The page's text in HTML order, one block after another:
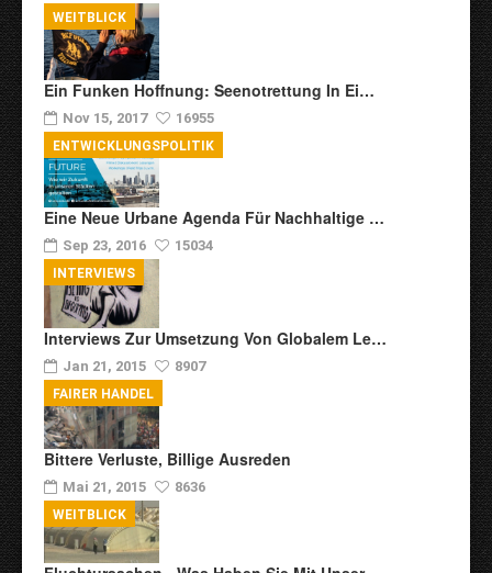
Ein Funken Hoffnung: Seenotrettung In Ei…
Nov 15, 2017 16955
WEITBLICK
Eine Neue Urbane Agenda Für Nachhaltige …
Sep 23, 2016 15034
ENTWICKLUNGSPOLITIK
Interviews Zur Umsetzung Von Globalem Le…
Jan 21, 2015 8907
INTERVIEWS
Bittere Verluste, Billige Ausreden
Mai 21, 2015 8636
FAIRER HANDEL
WEITBLICK